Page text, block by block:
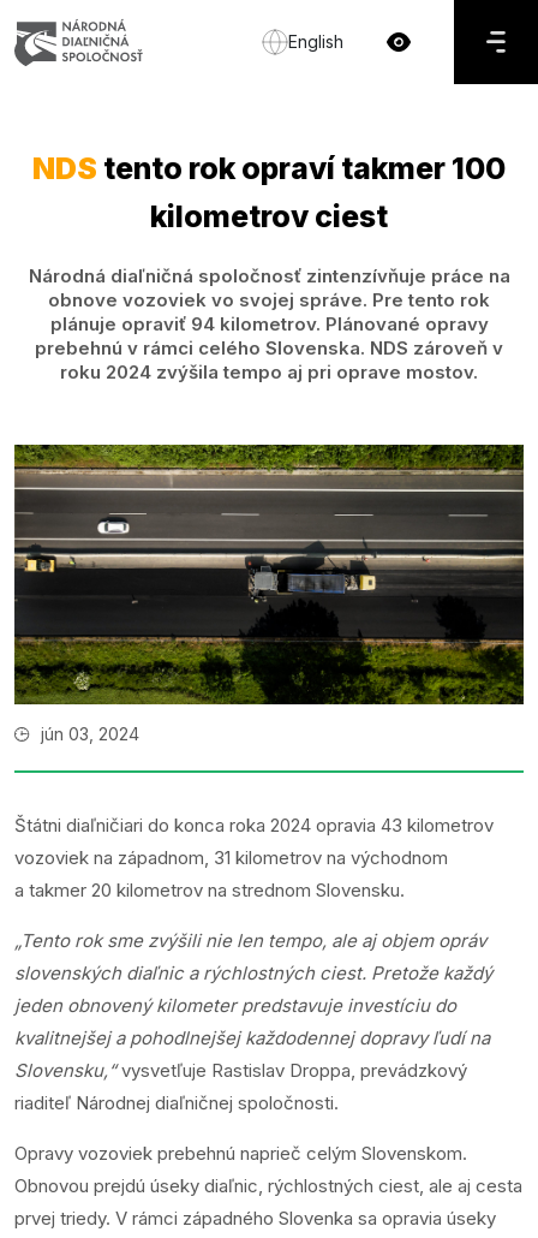
English
NDS tento rok opraví takmer 100
kilometrov ciest
Národná diaľničná spoločnosť zintenzívňuje práce na
obnove vozoviek vo svojej správe. Pre tento rok
plánuje opraviť 94 kilometrov. Plánované opravy
prebehnú v rámci celého Slovenska. NDS zároveň v
roku 2024 zvýšila tempo aj pri oprave mostov.
jún 03, 2024
Štátni diaľničiari do konca roka 2024 opravia 43 kilometrov
vozoviek na západnom, 31 kilometrov na východnom
a takmer 20 kilometrov na strednom Slovensku.
„Tento rok sme zvýšili nie len tempo, ale aj objem opráv
slovenských diaľnic a rýchlostných ciest. Pretože každý
jeden obnovený kilometer predstavuje investíciu do
kvalitnejšej a pohodlnejšej každodennej dopravy ľudí na
Slovensku,“vysvetľuje Rastislav Droppa, prevádzkový
riaditeľ Národnej diaľničnej spoločnosti.
Opravy vozoviek prebehnú naprieč celým Slovenskom.
Obnovou prejdú úseky diaľnic, rýchlostných ciest, ale aj cesta
prvej triedy. V rámci západného Slovenka sa opravia úseky